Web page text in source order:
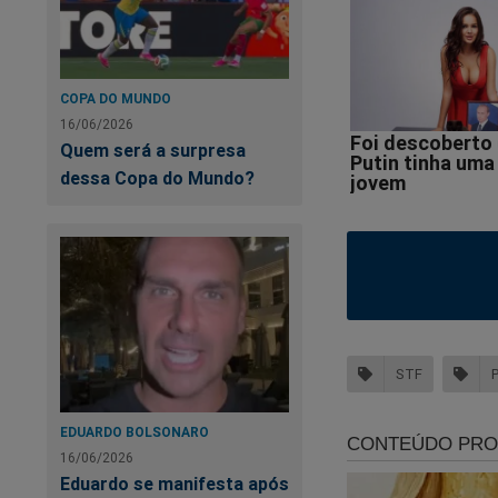
COPA DO MUNDO
16/06/2026
Quem será a surpresa
dessa Copa do Mundo?
EDUARDO BOLSONARO
16/06/2026
Eduardo se manifesta após
STF